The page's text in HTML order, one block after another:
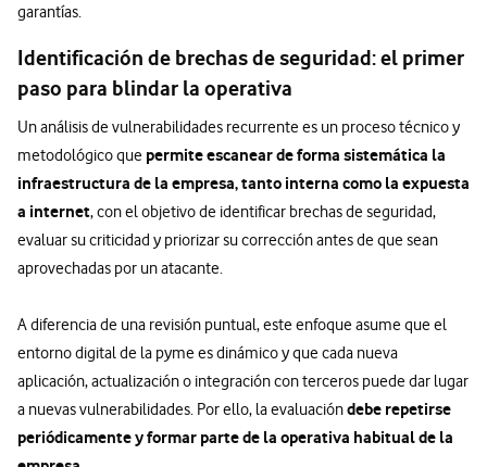
garantías.
Identificación de brechas de seguridad: el primer
paso para blindar la operativa
Un análisis de vulnerabilidades recurrente es un proceso técnico y
metodológico que permite escanear de forma sistemática la
infraestructura de la empresa, tanto interna como la expuesta
a internet, con el objetivo de identificar brechas de seguridad,
evaluar su criticidad y priorizar su corrección antes de que sean
aprovechadas por un atacante.
A diferencia de una revisión puntual, este enfoque asume que el
entorno digital de la pyme es dinámico y que cada nueva
aplicación, actualización o integración con terceros puede dar lugar
a nuevas vulnerabilidades. Por ello, la evaluacióndebe repetirse
periódicamente y formar parte de la operativa habitual de la